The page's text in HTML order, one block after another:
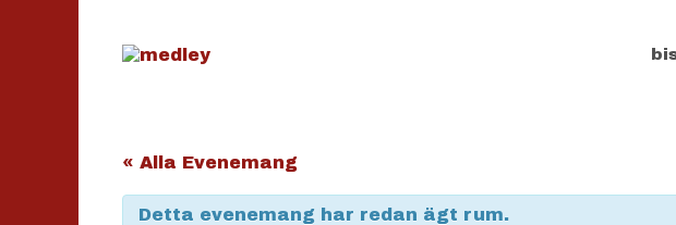
« Alla Evenemang
Detta evenemang har redan ägt rum.